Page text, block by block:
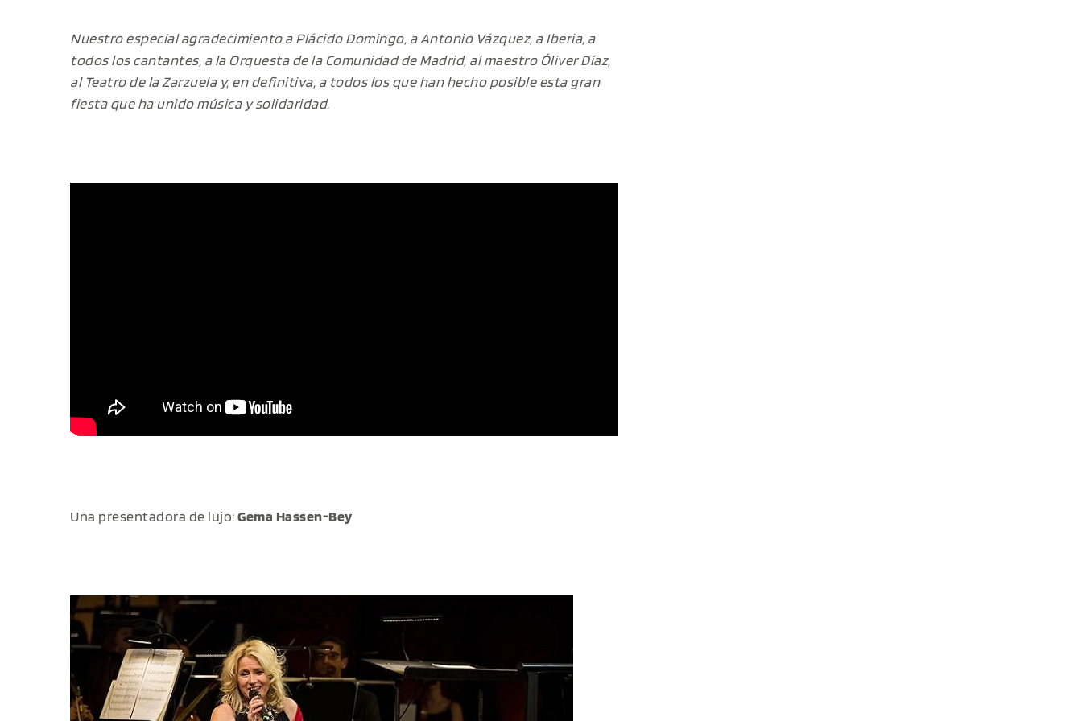
Nuestro especial agradecimiento a Plácido Domingo, a Antonio Vázquez, a Iberia, a
todos los cantantes, a la Orquesta de la Comunidad de Madrid, al maestro Óliver Díaz,
al Teatro de la Zarzuela y, en definitiva, a todos los que han hecho posible esta gran
fiesta que ha unido música y solidaridad.
Una presentadora de lujo:Gema Hassen-Bey